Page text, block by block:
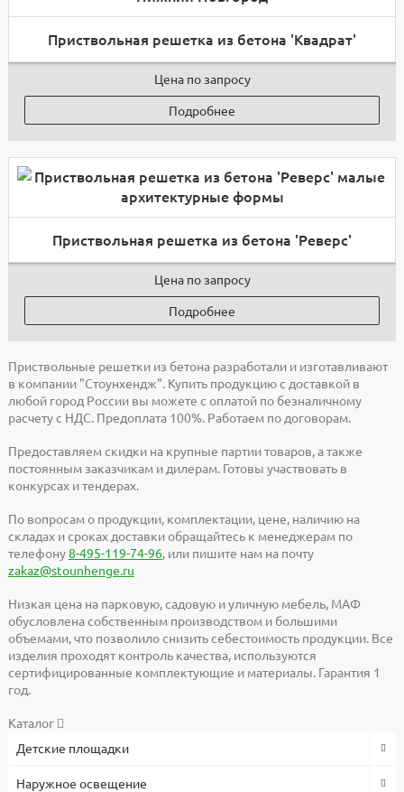
Приствольная решетка из бетона 'Квадрат'
Цена по запросу
Подробнее
Приствольная решетка из бетона 'Реверс'
Цена по запросу
Подробнее
Приствольные решетки из бетона разработали и изготавливают
в компании "Стоунхендж". Купить продукцию с доставкой в
любой город России вы можете с оплатой по безналичному
расчету с НДС. Предоплата 100%. Работаем по договорам.
Предоставляем скидки на крупные партии товаров, а также
постоянным заказчикам и дилерам. Готовы участвовать в
конкурсах и тендерах.
По вопросам о продукции, комплектации, цене, наличию на
складах и сроках доставки обращайтесь к менеджерам по
телефону8-495-119-74-96, или пишите нам на почту
zakaz@stounhenge.ru
Низкая цена на парковую, садовую и уличную мебель, МАФ
обусловлена собственным производством и большими
объемами, что позволило снизить себестоимость продукции. Все
изделия проходят контроль качества, используются
сертифицированные комплектующие и материалы. Гарантия 1
год.
Каталог
Детские площадки
Наружное освещение